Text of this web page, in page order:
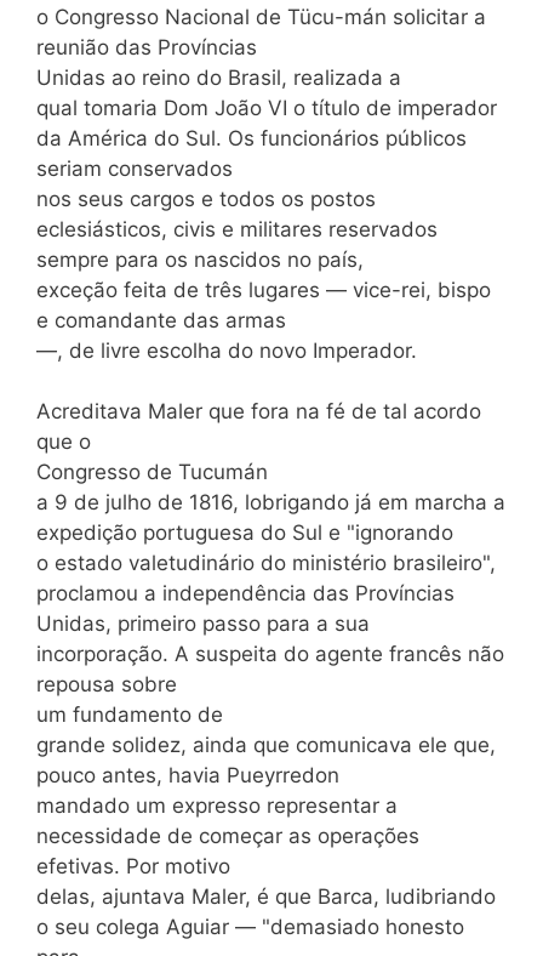
o Congresso Nacional de Tücu-mán solicitar a
reunião das Províncias
Unidas ao reino do Brasil, realizada a
qual tomaria Dom João VI o título de imperador
da América do Sul. Os funcionários públicos
seriam conservados
nos seus cargos e todos os postos
eclesiásticos, civis e militares reservados
sempre para os nascidos no país,
exceção feita de três lugares — vice-rei, bispo
e comandante das armas
—, de livre escolha do novo Imperador.
Acreditava Maler que fora na fé de tal acordo
que o
Congresso de Tucumán
a 9 de julho de 1816, lobrigando já em marcha a
expedição portuguesa do Sul e "ignorando
o estado valetudinário do ministério brasileiro",
proclamou a independência das Províncias
Unidas, primeiro passo para a sua
incorporação. A suspeita do agente francês não
repousa sobre
um fundamento de
grande solidez, ainda que comunicava ele que,
pouco antes, havia Pueyrredon
mandado um expresso representar a
necessidade de começar as operações
efetivas. Por motivo
delas, ajuntava Maler, é que Barca, ludibriando
o seu colega Aguiar — "demasiado honesto